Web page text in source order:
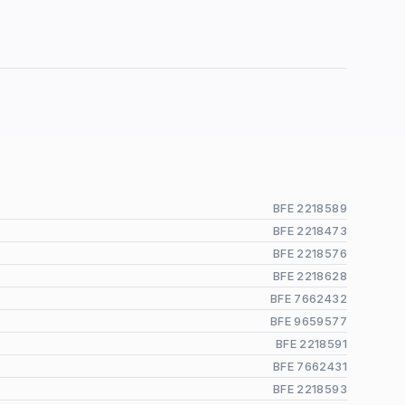
BFE 2218589
BFE 2218473
BFE 2218576
BFE 2218628
BFE 7662432
BFE 9659577
BFE 2218591
BFE 7662431
BFE 2218593